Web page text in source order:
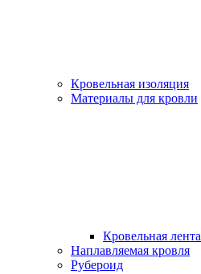
Кровельная изоляция
Материалы для кровли
Кровельная лента
Наплавляемая кровля
Рубероид